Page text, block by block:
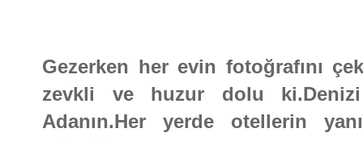
Gezerken her evin fotoğrafını
zevkli ve huzur dolu ki.Denizi
Adanın.Her yerde otellerin